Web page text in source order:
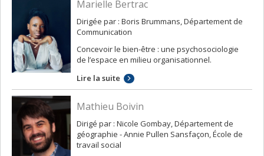
Marielle Bertrac
Dirigée par : Boris Brummans, Département de
Communication
Concevoir le bien-être : une psychosociologie
de l’espace en milieu organisationnel.
Lire la suite
Mathieu Boivin
Dirigé par : Nicole Gombay, Département de
géographie - Annie Pullen Sansfaçon, École de
travail social